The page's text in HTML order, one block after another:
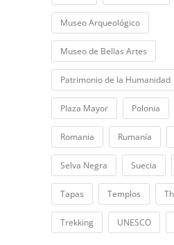
Museo Arqueológico
Museo de Bellas Artes
Patrimonio de la Humanidad
Plaza Mayor Polonia
Romania Rumanía
Selva Negra Suecia
Tapas Templos
Trekking UNESCO